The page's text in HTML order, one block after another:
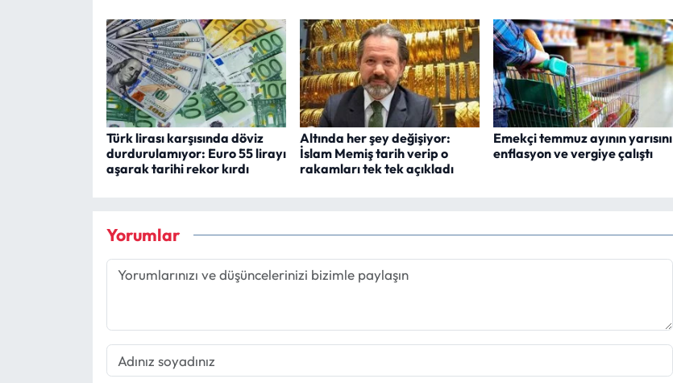
Türk lirası karşısında döviz
durdurulamıyor: Euro 55 lirayı
aşarak tarihi rekor kırdı
Altında her şey değişiyor:
İslam Memiş tarih verip o
rakamları tek tek açıkladı
Emekçi temmuz ayının yarısını
enflasyon ve vergiye çalıştı
Yorumlar